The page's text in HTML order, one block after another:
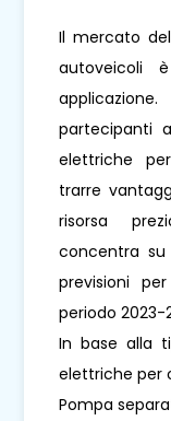
Il mercato
autoveicoli
partecipanti
elettriche
trarre
risorsa
concentra
previsioni
periodo 2023-
In base alla
elettriche per
Pompa